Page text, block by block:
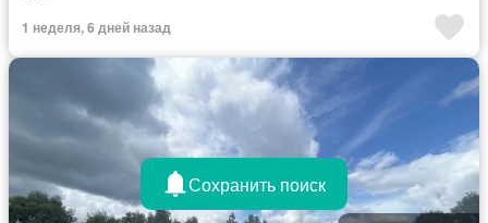
1 неделя, 6 дней назад
Сохранить поиск